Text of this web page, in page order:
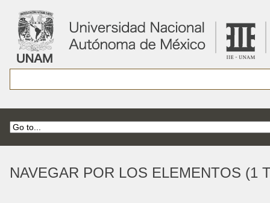
NAVEGAR POR LOS ELEMENTOS (1